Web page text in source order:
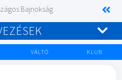
Bajnokság
VÁLTÓ KLUB